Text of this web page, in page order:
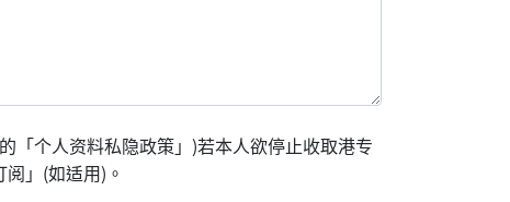
「个人资料私隐政策」)若本人欲停止收取港专
」(如适用)。